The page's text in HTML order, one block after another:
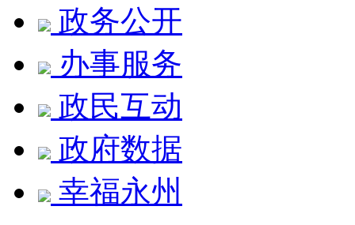
政务公开
办事服务
政民互动
政府数据
幸福永州